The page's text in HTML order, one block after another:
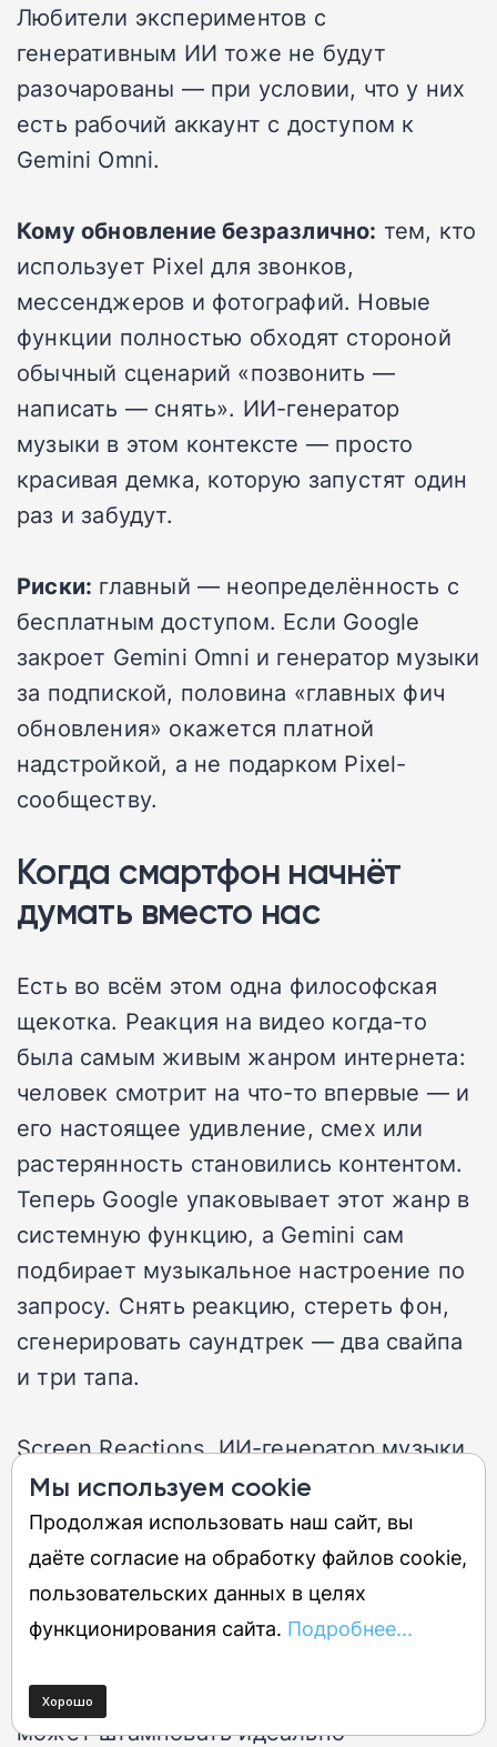
Любители экспериментов с
генеративным ИИ тоже не будут
разочарованы — при условии, что у них
есть рабочий аккаунт с доступом к
Gemini Omni.
Кому обновление безразлично: тем, кто
использует Pixel для звонков,
мессенджеров и фотографий. Новые
функции полностью обходят стороной
обычный сценарий «позвонить —
написать — снять». ИИ-генератор
музыки в этом контексте — просто
красивая демка, которую запустят один
раз и забудут.
Риски: главный — неопределённость с
бесплатным доступом. Если Google
закроет Gemini Omni и генератор музыки
за подпиской, половина «главных фич
обновления» окажется платной
надстройкой, а не подарком Pixel-
сообществу.
Когда смартфон начнёт
думать вместо нас
Есть во всём этом одна философская
щекотка. Реакция на видео когда-то
была самым живым жанром интернета:
человек смотрит на что-то впервые — и
его настоящее удивление, смех или
растерянность становились контентом.
Теперь Google упаковывает этот жанр в
системную функцию, а Gemini сам
подбирает музыкальное настроение по
запросу. Снять реакцию, стереть фон,
сгенерировать саундтрек — два свайпа
и три тапа.
Screen Reactions, ИИ-генератор музыки
и Gemini Omni Video Creation вместе
движутся в сторону мира, где Pixel
становится всё более мощным
инструментом для авторов. Но за этим
удобством прячется вопрос, который
если каждый владелец смартфона
может штамповать идеально
Мы используем cookie
Продолжая использовать наш сайт, вы
даёте согласие на обработку файлов cookie,
пользовательских данных в целях
функционирования сайта. Подробнее...